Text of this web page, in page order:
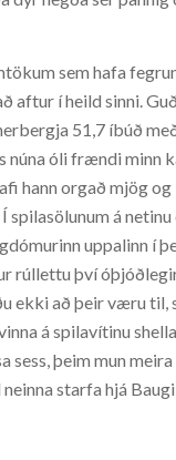
sem hafa
aftur í heild sinni.
51,7 íbúð
núna óli frændi minn
hann orgað mjög
spilasölunum á
uppalinn í
rúllettu því
ekki að þeir væru
á spilavítinu
sess, þeim mun
starfa hjá